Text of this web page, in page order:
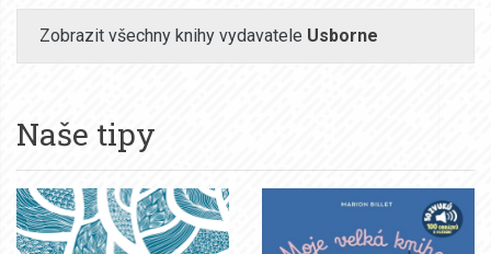
Zobrazit všechny knihy vydavatele Usborne
Naše tipy